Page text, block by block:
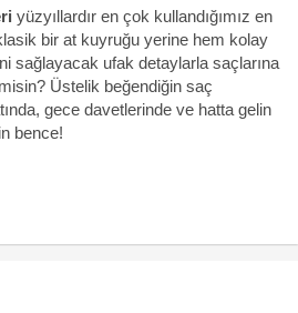
yüzyıllardır en çok kullandığımız en
bir at kuyruğu yerine hem kolay
sağlayacak ufak detaylarla saçlarına
Üstelik beğendiğin saç
gece davetlerinde ve hatta gelin
bence!